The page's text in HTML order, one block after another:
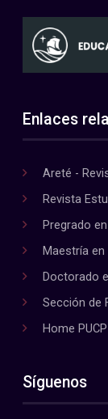
Enlaces
Areté -
Revista
Pregrado
Maestría
Doctorado
Sección de
Home PUCP
Síguenos